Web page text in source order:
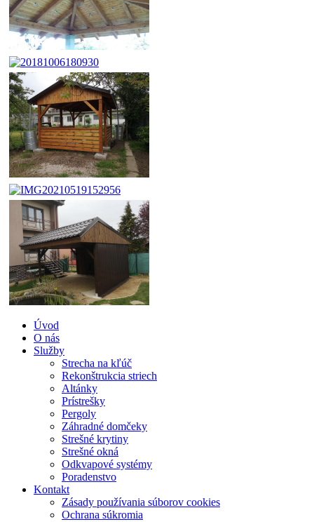
Úvod
O nás
Služby
Strecha na kľúč
Rekonštrukcia striech
Altánky
Prístrešky
Pergoly
Záhradné domčeky
Strešné krytiny
Strešné okná
Odkvapové systémy
Poradenstvo
Kontakt
Zásady používania súborov cookies
Ochrana súkromia